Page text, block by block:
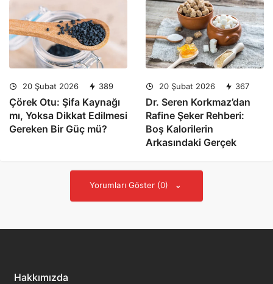
20 Şubat 2026 389
Çörek Otu: Şifa Kaynağı
mı, Yoksa Dikkat Edilmesi
Gereken Bir Güç mü?
20 Şubat 2026 367
Dr. Seren Korkmaz’dan
Rafine Şeker Rehberi:
Boş Kalorilerin
Arkasındaki Gerçek
Yorumları Göster (0)
Hakkımızda